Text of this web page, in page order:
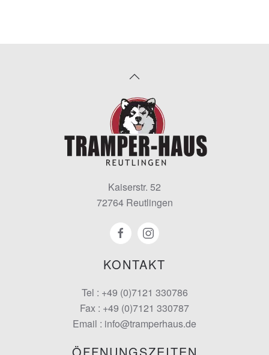
KONTAKT
Tel : +49 (0)7121 330786
Fax : +49 (0)7121 330787
Email : info@tramperhaus.de
Kaiserstr. 52
72764 Reutlingen